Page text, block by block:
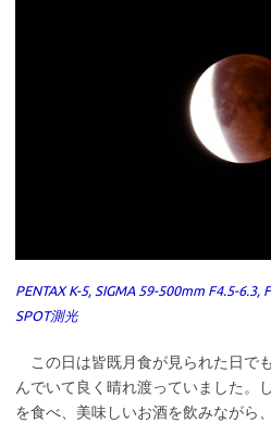
PENTAX K-5, SIGMA 59-500mm F4.5-6.3,
SPOT測光
この日は皆既月食が見られた日で
んでいて良く晴れ渡っていました。
を食べ、美味しいお酒を飲みながら